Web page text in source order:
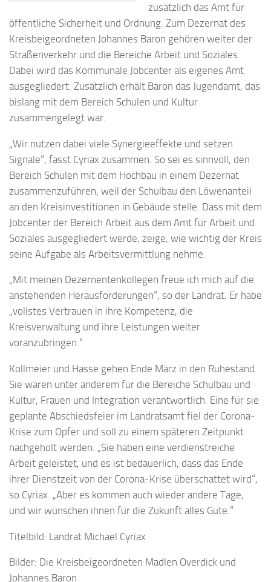
zusätzlich das Amt für
öffentliche Sicherheit und Ordnung. Zum Dezernat des
Kreisbeigeordneten Johannes Baron gehören weiter der
Straßenverkehr und die Bereiche Arbeit und Soziales.
Dabei wird das Kommunale Jobcenter als eigenes Amt
ausgegliedert. Zusätzlich erhält Baron das Jugendamt, das
bislang mit dem Bereich Schulen und Kultur
zusammengelegt war.
„Wir nutzen dabei viele Synergieeffekte und setzen
Signale“, fasst Cyriax zusammen. So sei es sinnvoll, den
Bereich Schulen mit dem Hochbau in einem Dezernat
zusammenzuführen, weil der Schulbau den Löwenanteil
an den Kreisinvestitionen in Gebäude stelle. Dass mit dem
Jobcenter der Bereich Arbeit aus dem Amt für Arbeit und
Soziales ausgegliedert werde, zeige, wie wichtig der Kreis
seine Aufgabe als Arbeitsvermittlung nehme.
„Mit meinen Dezernentenkollegen freue ich mich auf die
anstehenden Herausforderungen“, so der Landrat. Er habe
„vollstes Vertrauen in ihre Kompetenz, die
Kreisverwaltung und ihre Leistungen weiter
voranzubringen.“
Kollmeier und Hasse gehen Ende März in den Ruhestand.
Sie waren unter anderem für die Bereiche Schulbau und
Kultur, Frauen und Integration verantwortlich. Eine für sie
geplante Abschiedsfeier im Landratsamt fiel der Corona-
Krise zum Opfer und soll zu einem späteren Zeitpunkt
nachgeholt werden. „Sie haben eine verdienstreiche
Arbeit geleistet, und es ist bedauerlich, dass das Ende
ihrer Dienstzeit von der Corona-Krise überschattet wird“,
so Cyriax. „Aber es kommen auch wieder andere Tage,
und wir wünschen ihnen für die Zukunft alles Gute.“
Titelbild: Landrat Michael Cyriax
Bilder: Die Kreisbeigeordneten Madlen Overdick und
Johannes Baron